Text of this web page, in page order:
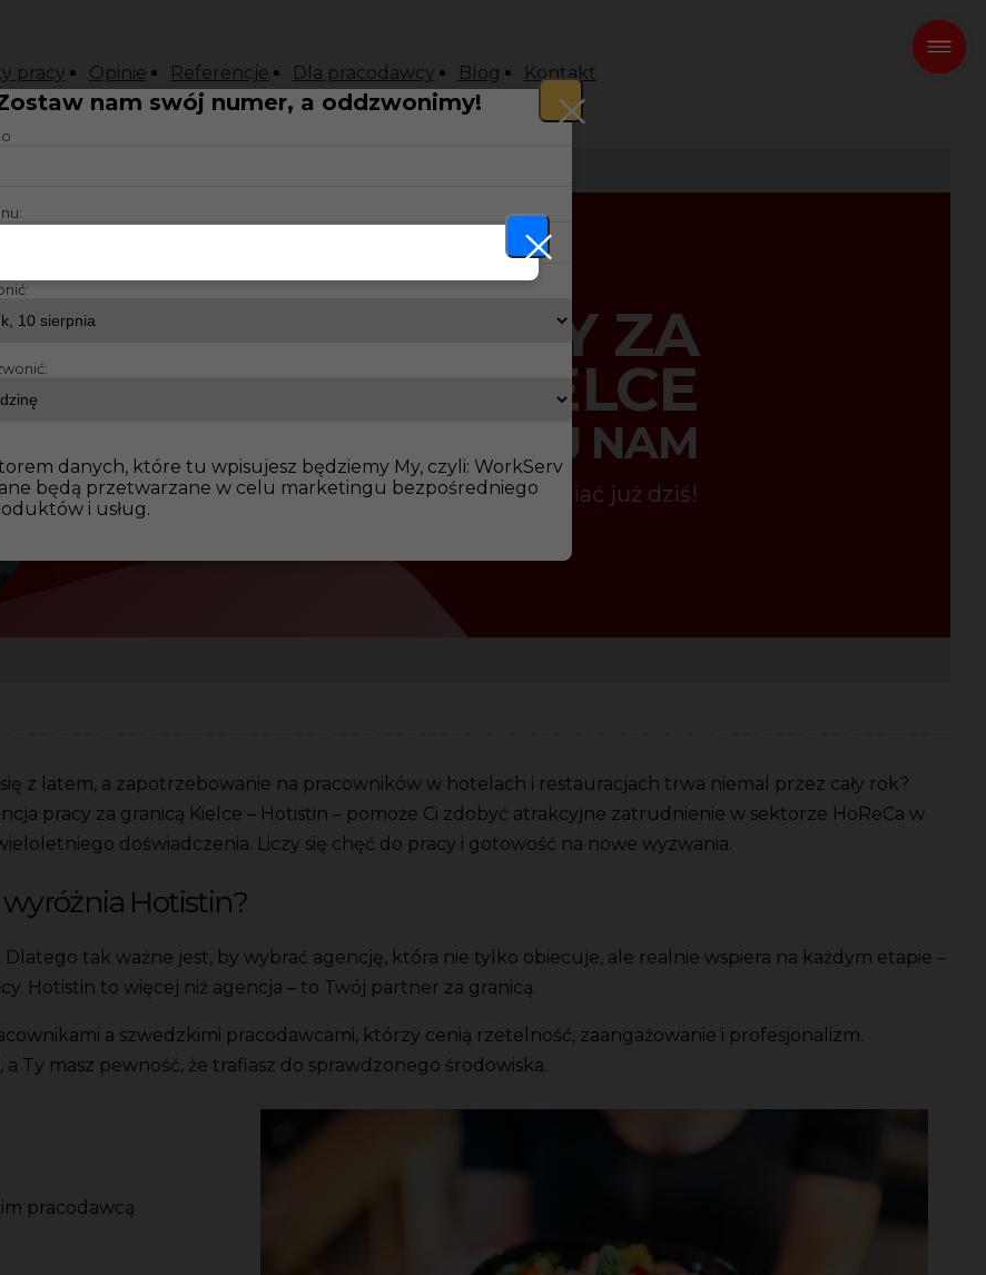
pracy Opinie Referencje Dla pracodawcy Blog Kontakt
AGENCJA PRACY ZA
GRANICĄ KIELCE
ZAUFAJ NAM
i zacznij zarabiać już dziś!
z latem, a zapotrzebowanie na pracowników w hotelach i restauracjach trwa niemal przez cały rok?
pracy za granicą Kielce – Hotistin – pomoże Ci zdobyć atrakcyjne zatrudnienie w sektorze HoReCa w
doświadczenia. Liczy się chęć do pracy i gotowość na nowe wyzwania.
Hotistin?
tak ważne jest, by wybrać agencję, która nie tylko obiecuje, ale realnie wspiera na każdym etapie –
Hotistin to więcej niż agencja – to Twój partner za granicą.
a szwedzkimi pracodawcami, którzy cenią rzetelność, zaangażowanie i profesjonalizm.
Ty masz pewność, że trafiasz do sprawdzonego środowiska.
pracodawcą
nam swój numer, a oddzwonimy!
danych, które tu wpisujesz będziemy My, czyli: WorkServ
będą przetwarzane w celu marketingu bezpośredniego
i usług.